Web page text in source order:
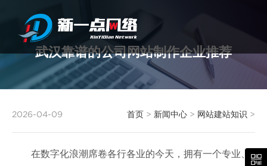
武汉靠谱的公司网站制作企业推荐
2026-04-09 首页 > 新闻中心 > 网站建站知识 >
在数字化浪潮席卷各行各业的今天，拥有一个专业、 